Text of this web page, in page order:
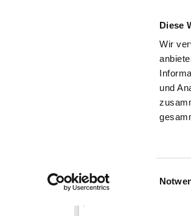
Diese
Wir
und
Zurück zu den